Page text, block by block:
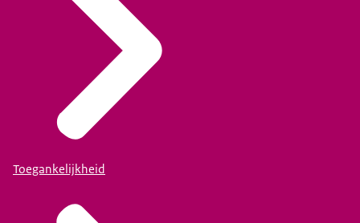
Toegankelijkheid